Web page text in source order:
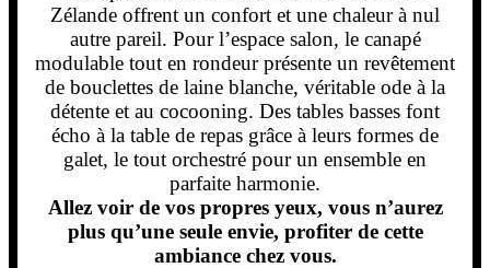
Zélande offrent un confort et une chaleur à nul
autre pareil. Pour l’espace salon, le canapé
modulable tout en rondeur présente un revêtement
de bouclettes de laine blanche, véritable ode à la
détente et au cocooning. Des tables basses font
écho à la table de repas grâce à leurs formes de
galet, le tout orchestré pour un ensemble en
parfaite harmonie.
Allez voir de vos propres yeux, vous n’aurez
plus qu’une seule envie, profiter de cette
ambiance chez vous.